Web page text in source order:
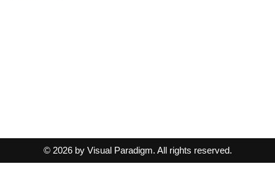
© 2026 by Visual Paradigm. All rights reserved.